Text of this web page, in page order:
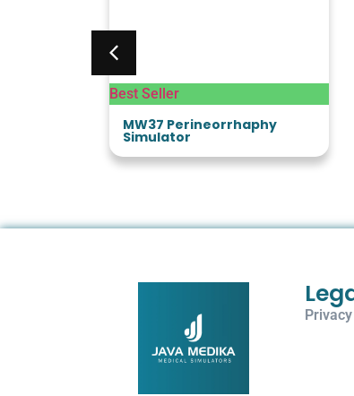
Best Seller
MW37 Perineorrhaphy
Simulator